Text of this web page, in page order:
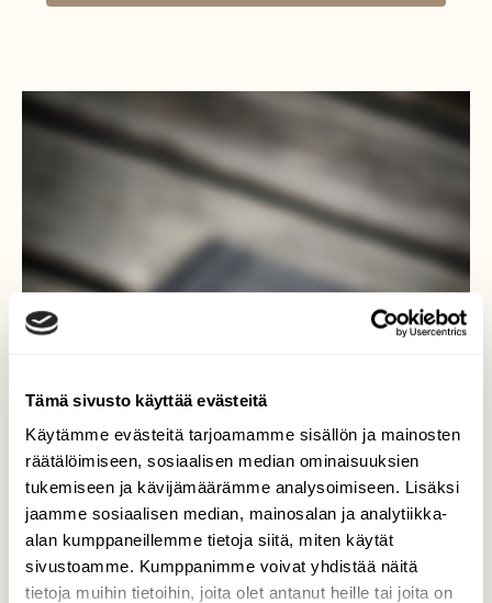
Tämä sivusto käyttää evästeitä
Käytämme evästeitä tarjoamamme sisällön ja mainosten
räätälöimiseen, sosiaalisen median ominaisuuksien
tukemiseen ja kävijämäärämme analysoimiseen. Lisäksi
jaamme sosiaalisen median, mainosalan ja analytiikka-
alan kumppaneillemme tietoja siitä, miten käytät
sivustoamme. Kumppanimme voivat yhdistää näitä
tietoja muihin tietoihin, joita olet antanut heille tai joita on